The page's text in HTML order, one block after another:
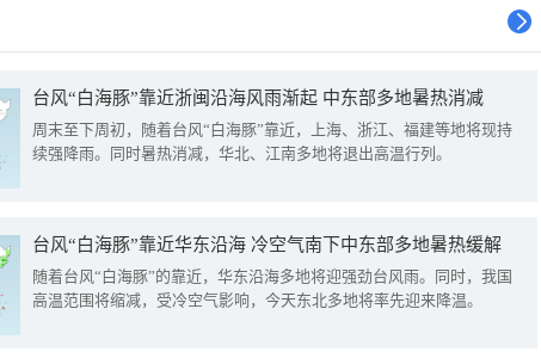
台风“白海豚”靠近浙闽沿海风雨渐起 中东部多地暑热消减
周末至下周初，随着台风“白海豚”靠近，上海、浙江、福建等地将现持
续强降雨。同时暑热消减，华北、江南多地将退出高温行列。
台风“白海豚”靠近华东沿海 冷空气南下中东部多地暑热缓解
随着台风“白海豚”的靠近，华东沿海多地将迎强劲台风雨。同时，我国
高温范围将缩减，受冷空气影响，今天东北多地将率先迎来降温。